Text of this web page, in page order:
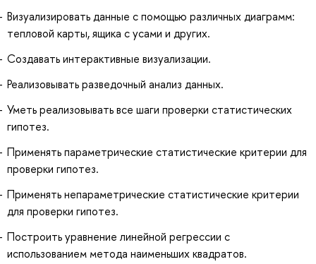
Визуализировать данные с помощью различных диаграмм:
тепловой карты, ящика с усами и других.
Создавать интерактивные визуализации.
Реализовывать разведочный анализ данных.
Уметь реализовывать все шаги проверки статистических
гипотез.
Применять параметрические статистические критерии для
проверки гипотез.
Применять непараметрические статистические критерии
для проверки гипотез.
Построить уравнение линейной регрессии с
использованием метода наименьших квадратов.